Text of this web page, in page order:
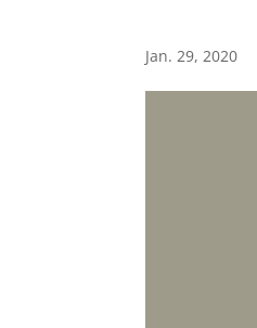
Jan. 29, 2020